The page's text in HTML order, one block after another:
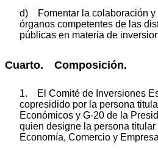
d) Fomentar la colaboración y
órganos competentes de las
públicas en materia de
Cuarto. Composición.
1. El Comité de Inversiones
copresidido por la persona
Económicos y G-20 de la
quien designe la persona
Economía, Comercio y